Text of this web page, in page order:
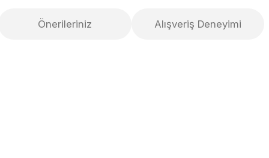
Önerileriniz Alışveriş Deneyimi